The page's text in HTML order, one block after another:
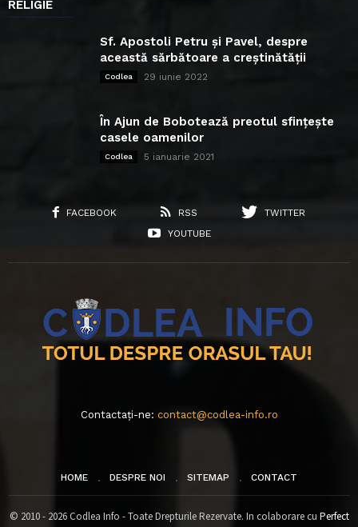
RELIGIE
Sf. Apostoli Petru și Pavel, despre
această sărbătoare a creștinătății
Codlea 29 iunie 2022
În Ajun de Bobotează preotul sfințește
casele oamenilor
Codlea 5 ianuarie 2021
FACEBOOK RSS
TWITTER
YOUTUBE
Contactați-ne: contact@codlea-info.ro
HOME DESPRE NOI SITEMAP CONTACT
© 2010 - 2026 Codlea Info - Toate Drepturile Rezervate. In colaborare cu Perfect